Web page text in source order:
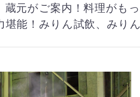
蔵元がご案内！料理がも
堪能！みりん試飲、みり